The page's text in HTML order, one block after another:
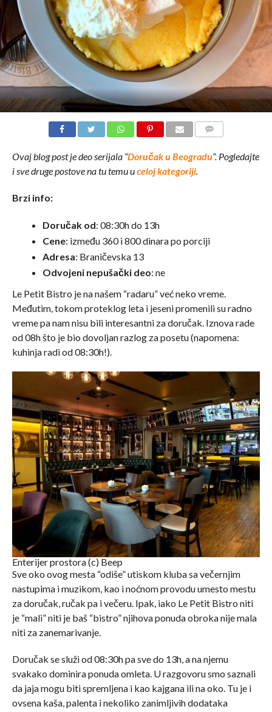
Ovaj blog post je deo serijala “Doručak u Beogradu“. Pogledajte
i sve druge postove na tu temu uceloj kategoriji.
Brzi info:
Doručak od: 08:30h do 13h
Cene: između 360 i 800 dinara po porciji
Adresa: Braničevska 13
Odvojeni nepušački deo: ne
Le Petit Bistro je na našem “radaru” već neko vreme.
Međutim, tokom proteklog leta i jeseni promenili su radno
vreme pa nam nisu bili interesantni za doručak. Iznova rade
od 08h što je bio dovoljan razlog za posetu (napomena:
kuhinja radi od 08:30h!).
Enterijer prostora (c) Beep
Sve oko ovog mesta “odiše” utiskom kluba sa večernjim
nastupima i muzikom, kao i noćnom provodu umesto mestu
za doručak, ručak pa i večeru. Ipak, iako Le Petit Bistro niti
je “mali” niti je baš “bistro” njihova ponuda obroka nije mala
niti za zanemarivanje.
Doručak se služi od 08:30h pa sve do 13h, a na njemu
svakako dominira ponuda omleta. U razgovoru smo saznali
da jaja mogu biti spremljena i kao kajgana ili na oko. Tu je i
ovsena kaša, palenta i nekoliko zanimljivih dodataka